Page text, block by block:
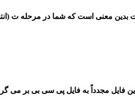
معنی است که شما در مرحله ت